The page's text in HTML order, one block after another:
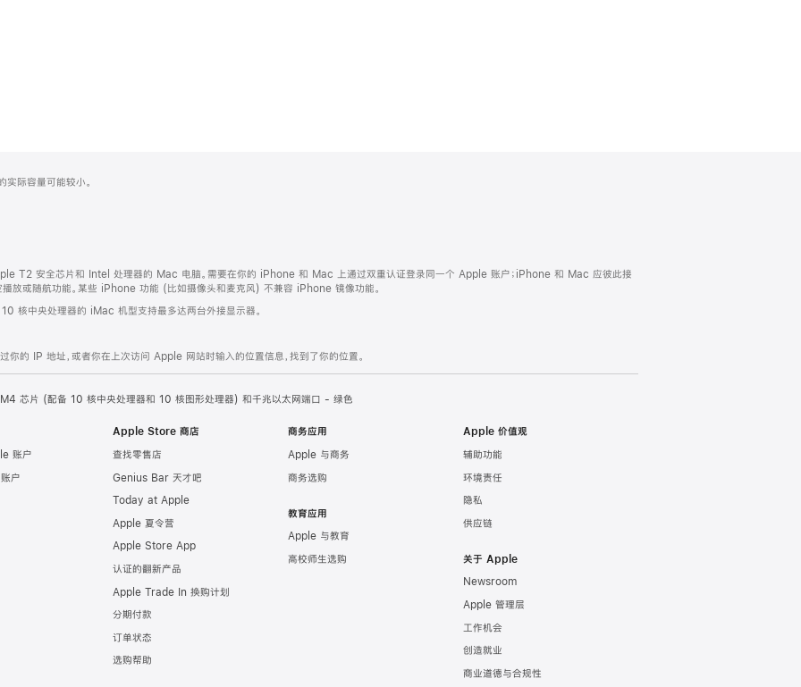
际容量可能较小。
T2 安全芯片和 Intel 处理器的 Mac 电脑。需要在你的 iPhone 和 Mac 上通过双重认证登录同一个 Apple 账户；iPhone 和 Mac 应彼此接
放或随航功能。某些 iPhone 功能 (比如摄像头和麦克风) 不兼容 iPhone 镜像功能。
核中央处理器的 iMac 机型支持最多达两台外接显示器。
你的 IP 地址，或者你在上次访问 Apple 网站时输入的位置信息，找到了你的位置。
芯片 (配备 10 核中央处理器和 10 核图形处理器) 和千兆以太网端口 - 绿色
账户
户
Apple Store 商店
查找零售店
Genius Bar 天才吧
Today at Apple
Apple 夏令营
Apple Store App
认证的翻新产品
Apple Trade In 换购计划
分期付款
订单状态
选购帮助
商务应用
Apple 与商务
商务选购
教育应用
Apple 与教育
高校师生选购
Apple 价值观
辅助功能
环境责任
隐私
供应链
关于 Apple
Newsroom
Apple 管理层
工作机会
创造就业
商业道德与合规性